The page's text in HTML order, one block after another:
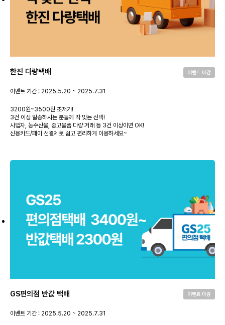
한진 다량택배 이벤트 마감
이벤트 기간 : 2025.5.20 ~ 2025.7.31
3200원~3500원 초저가!
3건 이상 발송하시는 분들께 딱 맞는 선택!
사업자, 농수산물, 중고물품 다량 거래 등 3건 이상이면 OK!
신용카드/페이 선결제로 쉽고 편리하게 이용하세요~
GS편의점 반값 택배 이벤트 마감
이벤트 기간 : 2025.5.20 ~ 2025.7.31